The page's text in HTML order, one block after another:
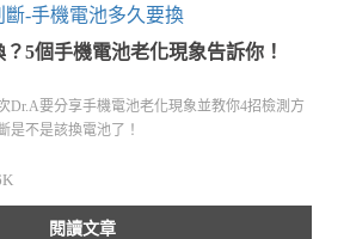
5個手機電池老化現象告訴你！
Dr.A要分享手機電池老化現象並教你4招檢測方
是不是該換電池了！
閱讀文章